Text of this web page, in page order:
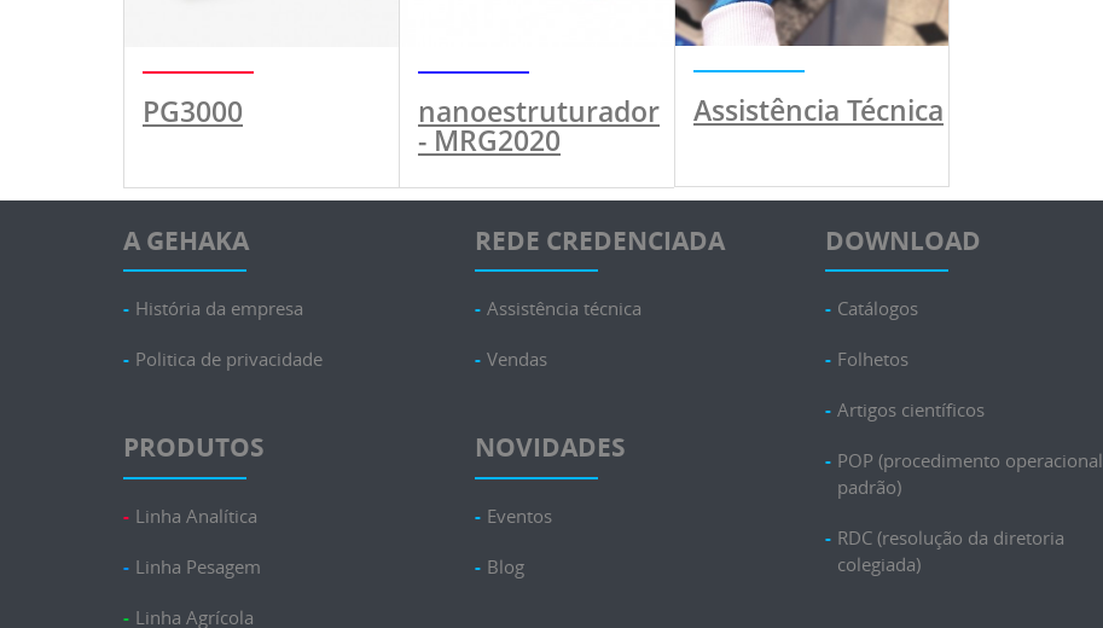
PG3000 nanoestruturador
- MRG2020
Assistência Técnica
A GEHAKA
História da empresa
Politica de privacidade
PRODUTOS
Linha Analítica
Linha Pesagem
Linha Agrícola
REDE CREDENCIADA
Assistência técnica
Vendas
NOVIDADES
Eventos
Blog
DOWNLOAD
Catálogos
Folhetos
Artigos científicos
POP (procedimento operacional
padrão)
RDC (resolução da diretoria
colegiada)